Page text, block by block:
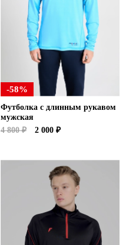
-58%
Футболка с длинным рукавом
мужская
4 800 ₽
2 000 ₽